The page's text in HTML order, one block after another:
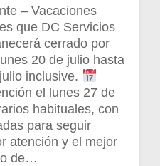
– Vacaciones
que DC Servicios
cerrado por
20 de julio hasta
inclusive.
el lunes 27 de
habituales, con
para seguir
atención y el mejor
de…